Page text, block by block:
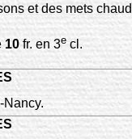
et des mets
10fr. en 3e cl.
Nancy.